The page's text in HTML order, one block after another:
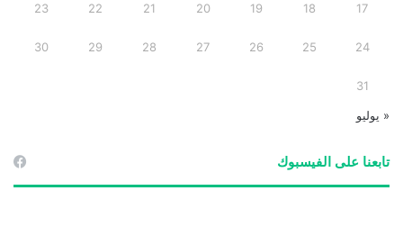
17
18
19
20
21
22
23
24
25
26
27
28
29
30
31
« يوليو
تابعنا على الفيسبوك